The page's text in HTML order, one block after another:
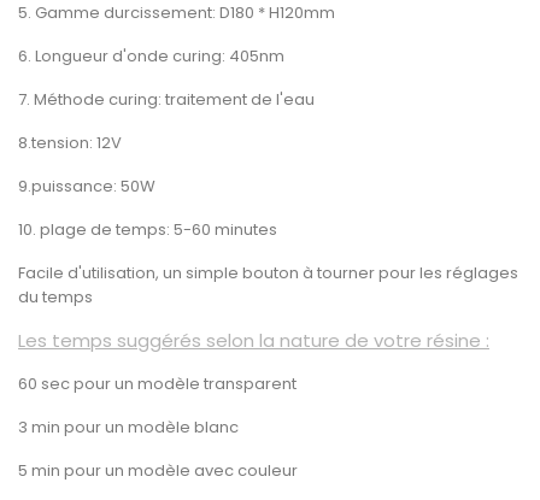
5. Gamme durcissement: D180 * H120mm
6. Longueur d'onde curing: 405nm
7. Méthode curing: traitement de l'eau
8.tension: 12V
9.puissance: 50W
10. plage de temps: 5-60 minutes
Facile d'utilisation, un simple bouton à tourner pour les réglages
du temps
Les temps suggérés selon la nature de votre résine :
60 sec pour un modèle transparent
3 min pour un modèle blanc
5 min pour un modèle avec couleur